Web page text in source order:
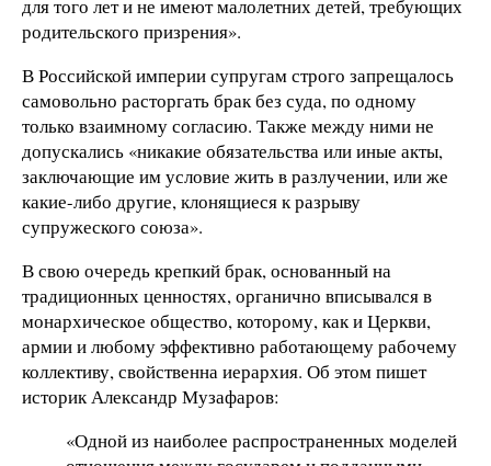
для того лет и не имеют малолетних детей, требующих
родительского призрения».
В Российской империи супругам строго запрещалось
самовольно расторгать брак без суда, по одному
только взаимному согласию. Также между ними не
допускались «никакие обязательства или иные акты,
заключающие им условие жить в разлучении, или же
какие-либо другие, клонящиеся к разрыву
супружеского союза».
В свою очередь крепкий брак, основанный на
традиционных ценностях, органично вписывался в
монархическое общество, которому, как и Церкви,
армии и любому эффективно работающему рабочему
коллективу, свойственна иерархия. Об этом пишет
историк Александр Музафаров:
«Одной из наиболее распространенных моделей